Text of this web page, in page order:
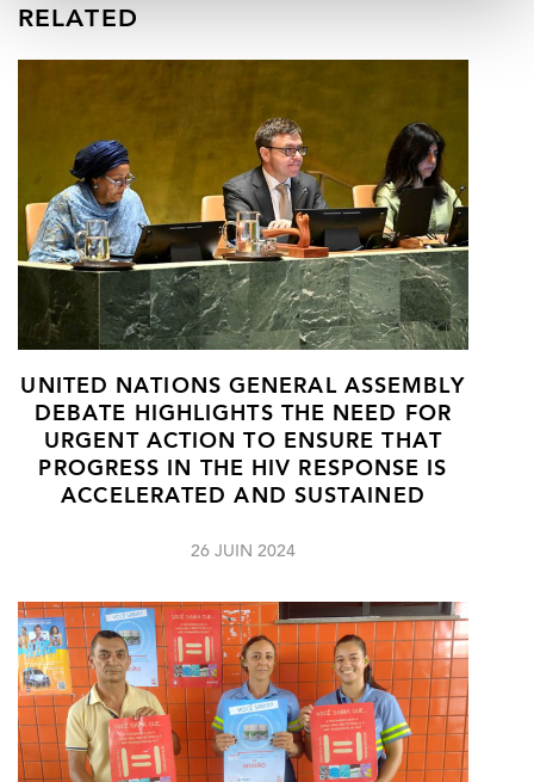
RELATED
UNITED NATIONS GENERAL ASSEMBLY
DEBATE HIGHLIGHTS THE NEED FOR
URGENT ACTION TO ENSURE THAT
PROGRESS IN THE HIV RESPONSE IS
ACCELERATED AND SUSTAINED
26 JUIN 2024